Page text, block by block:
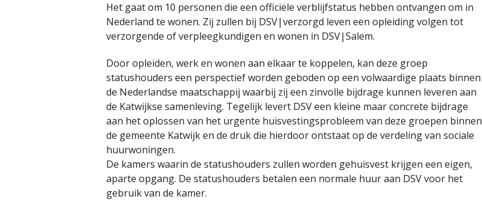
Het gaat om 10 personen die een officiële verblijfstatus hebben ontvangen om in
Nederland te wonen. Zij zullen bij DSV|verzorgd leven een opleiding volgen tot
verzorgende of verpleegkundigen en wonen in DSV|Salem.
Door opleiden, werk en wonen aan elkaar te koppelen, kan deze groep
statushouders een perspectief worden geboden op een volwaardige plaats binnen
de Nederlandse maatschappij waarbij zij een zinvolle bijdrage kunnen leveren aan
de Katwijkse samenleving. Tegelijk levert DSV een kleine maar concrete bijdrage
aan het oplossen van het urgente huisvestingsprobleem van deze groepen binnen
de gemeente Katwijk en de druk die hierdoor ontstaat op de verdeling van sociale
huurwoningen.
De kamers waarin de statushouders zullen worden gehuisvest krijgen een eigen,
aparte opgang. De statushouders betalen een normale huur aan DSV voor het
gebruik van de kamer.